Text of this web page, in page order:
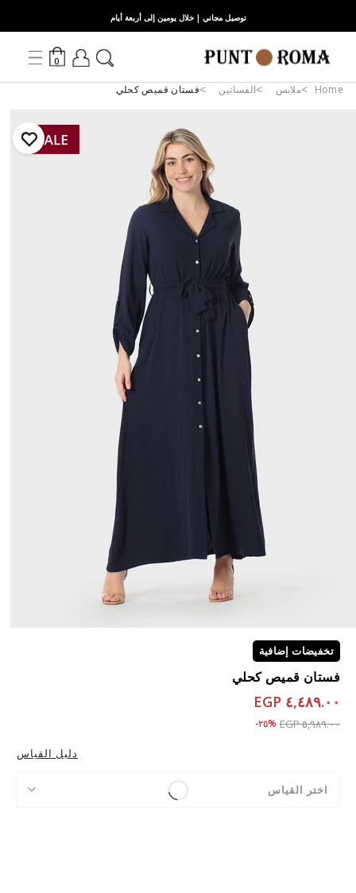
توصيل مجاني | خلال يومين إلى أربعة أيام
0
Home ملابس الفساتين فستان قميص كحلي
تخفيضات إضافية
فستان قميص كحلي
٤,٤٨٩.٠٠ EGP
Price reduced from
٥,٩٨٩.٠٠ EGP to ٤,٤٨٩.٠٠ EGP%٢٥-
دليل القياس
اختر القياس